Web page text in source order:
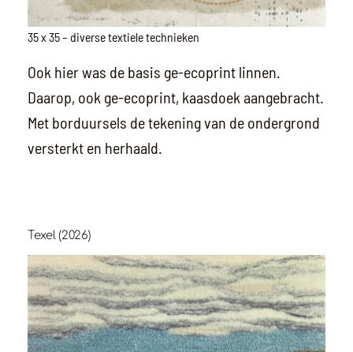
35 x 35 – diverse textiele technieken
Ook hier was de basis ge-ecoprint linnen.
Daarop, ook ge-ecoprint, kaasdoek aangebracht.
Met borduursels de tekening van de ondergrond
versterkt en herhaald.
Texel (2026)